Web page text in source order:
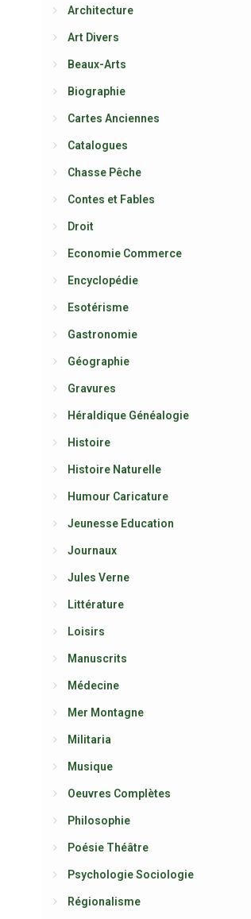
Architecture
Art Divers
Beaux-Arts
Biographie
Cartes Anciennes
Catalogues
Chasse Pêche
Contes et Fables
Droit
Economie Commerce
Encyclopédie
Esotérisme
Gastronomie
Géographie
Gravures
Héraldique Généalogie
Histoire
Histoire Naturelle
Humour Caricature
Jeunesse Education
Journaux
Jules Verne
Littérature
Loisirs
Manuscrits
Médecine
Mer Montagne
Militaria
Musique
Oeuvres Complètes
Philosophie
Poésie Théâtre
Psychologie Sociologie
Régionalisme